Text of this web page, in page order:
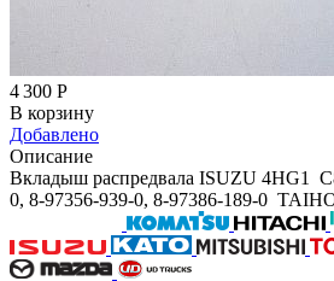
4 300 Р
В корзину
Добавлено
Описание
Вкладыш распредвала ISUZU 4HG1
0, 8-97356-939-0, 8-97386-189-0